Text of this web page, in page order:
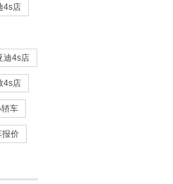
4s店
迪4s店
4s店
车
报价